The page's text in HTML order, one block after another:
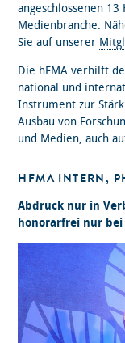
angeschlossenen
Medienbranche.
Sie auf unserer
Die hFMA verhilft
national und
Instrument zur
Ausbau von
und Medien, auch
HFMA INTERN,
Abdruck nur in
honorarfrei nur bei